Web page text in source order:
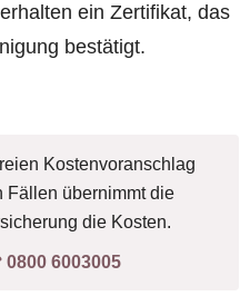
ein Zertifikat, das
bestätigt.
Kostenvoranschlag
Fällen übernimmt die
die Kosten.
6003005